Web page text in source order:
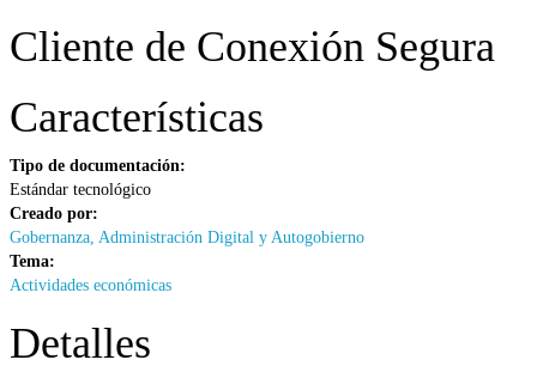
Cliente de Conexión Segura
Características
Tipo de documentación:
Estándar tecnológico
Creado por:
Gobernanza, Administración Digital y Autogobierno
Tema:
Actividades económicas
Detalles